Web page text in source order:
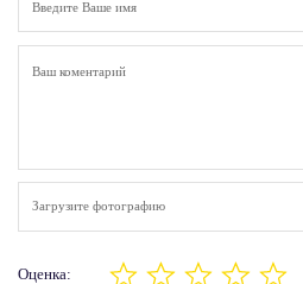
Загрузите фотографию
Оценка: